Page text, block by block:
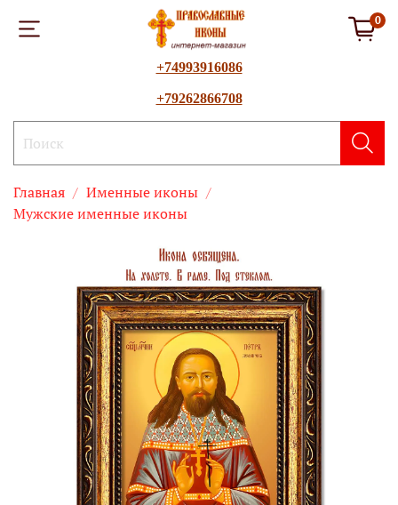
0
+74993916086
+79262866708
Главная
Именные иконы
Мужские именные иконы